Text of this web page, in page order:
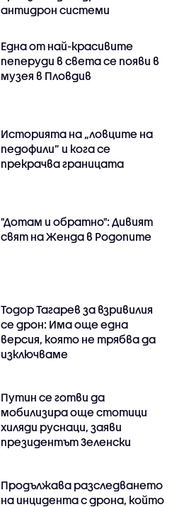
антидрон системи
Една от най-красивите
пеперуди в света се появи в
музея в Пловдив
Историята на „ловците на
педофили” и кога се
прекрачва границата
"Дотам и обратно": Дивият
свят на Женда в Родопите
Тодор Тагарев за взривилия
се дрон: Има още една
версия, която не трябва да
изключваме
Путин се готви да
мобилизира още стотици
хиляди руснаци, заяви
президентът Зеленски
Продължава разследването
на инцидента с дрона, който